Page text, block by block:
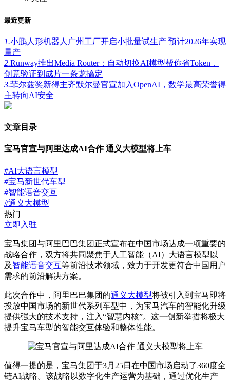
最近更新
1.小鹏人形机器人广州工厂开启小批量试生产 预计2026年实现
量产
2.Runway推出Media Router：自动切换AI模型帮你省Token，
创意验证到成片一条龙搞定
3.菲尔兹奖新得主齐默尔曼官宣加入OpenAI，数学最高荣誉得
主转向AI安全
文章目录
宝马官宣与阿里达成AI合作 通义大模型将上车
#AI大语言模型
#宝马新世代车型
#智能语音交互
#通义大模型
热门
立即入驻
宝马集团与阿里巴巴集团正式宣布在中国市场达成一项重要的
战略合作，双方将共同聚焦于人工智能（AI）大语言模型以
及 智能语音交互等前沿技术领域，致力于开发更符合中国用户
需求的前沿解决方案。
此次合作中，阿里巴巴集团的通义大模型将被引入到宝马即将
投放中国市场的新世代系列车型中，为宝马汽车的智能化升级
提供强大的技术支持，注入“智慧内核”。这一创新举措将极大
提升宝马车型的智能交互体验和整体性能。
值得一提的是，宝马集团于3月25日在中国市场启动了360度全
链AI战略。该战略以数字化生产运营为基础，通过优化生产